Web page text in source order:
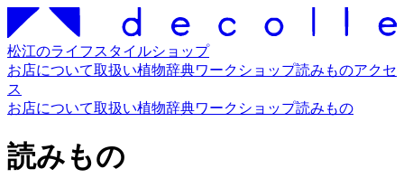
松江のライフスタイルショップ
お店について取扱い植物辞典ワークショップ読みものアクセ
ス
お店について取扱い植物辞典ワークショップ読みもの
読みもの